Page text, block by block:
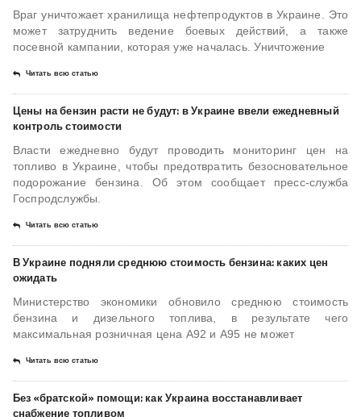
Враг уничтожает хранилища нефтепродуктов в Украине. Это
может затруднить ведение боевых действий, а также
посевной кампании, которая уже началась. Уничтожение
Читать всю статью
Цены на бензин расти не будут: в Украине ввели ежедневный
контроль стоимости
Власти ежедневно будут проводить мониторинг цен на
топливо в Украине, чтобы предотвратить безосновательное
подорожание бензина. Об этом сообщает пресс-служба
Госпродслужбы.
Читать всю статью
В Украине подняли среднюю стоимость бензина: каких цен
ожидать
Министерство экономики обновило среднюю стоимость
бензина и дизельного топлива, в результате чего
максимальная розничная цена А92 и А95 не может
Читать всю статью
Без «братской» помощи: как Украина восстанавливает
снабжение топливом